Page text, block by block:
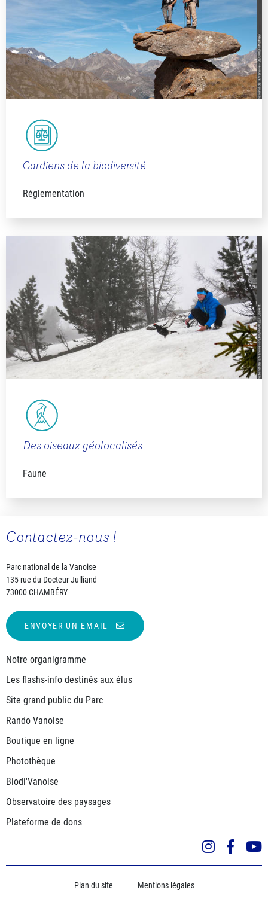
Gardiens de la biodiversité
Réglementation
Des oiseaux géolocalisés
Faune
Contactez-nous !
Parc national de la Vanoise
135 rue du Docteur Julliand
73000 CHAMBÉRY
ENVOYER UN EMAIL
Notre organigramme
Les flashs-info destinés aux élus
Site grand public du Parc
Rando Vanoise
Boutique en ligne
Photothèque
Biodi'Vanoise
Observatoire des paysages
Plateforme de dons
Plan du site Mentions légales